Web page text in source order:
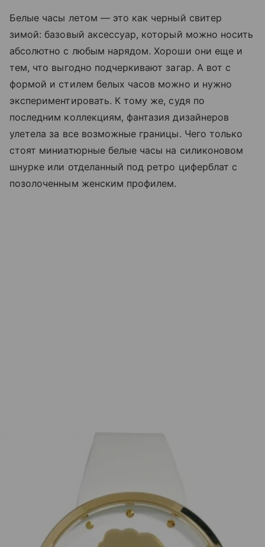
Белые часы летом — это как черный свитер
зимой: базовый аксессуар, который можно носить
абсолютно с любым нарядом. Хороши они еще и
тем, что выгодно подчеркивают загар. А вот с
формой и стилем белых часов можно и нужно
экспериментировать. К тому же, судя по
последним коллекциям, фантазия дизайнеров
улетела за все возможные границы. Чего только
стоят миниатюрные белые часы на силиконовом
шнурке или отделанный под ретро циферблат с
позолоченным женским профилем.